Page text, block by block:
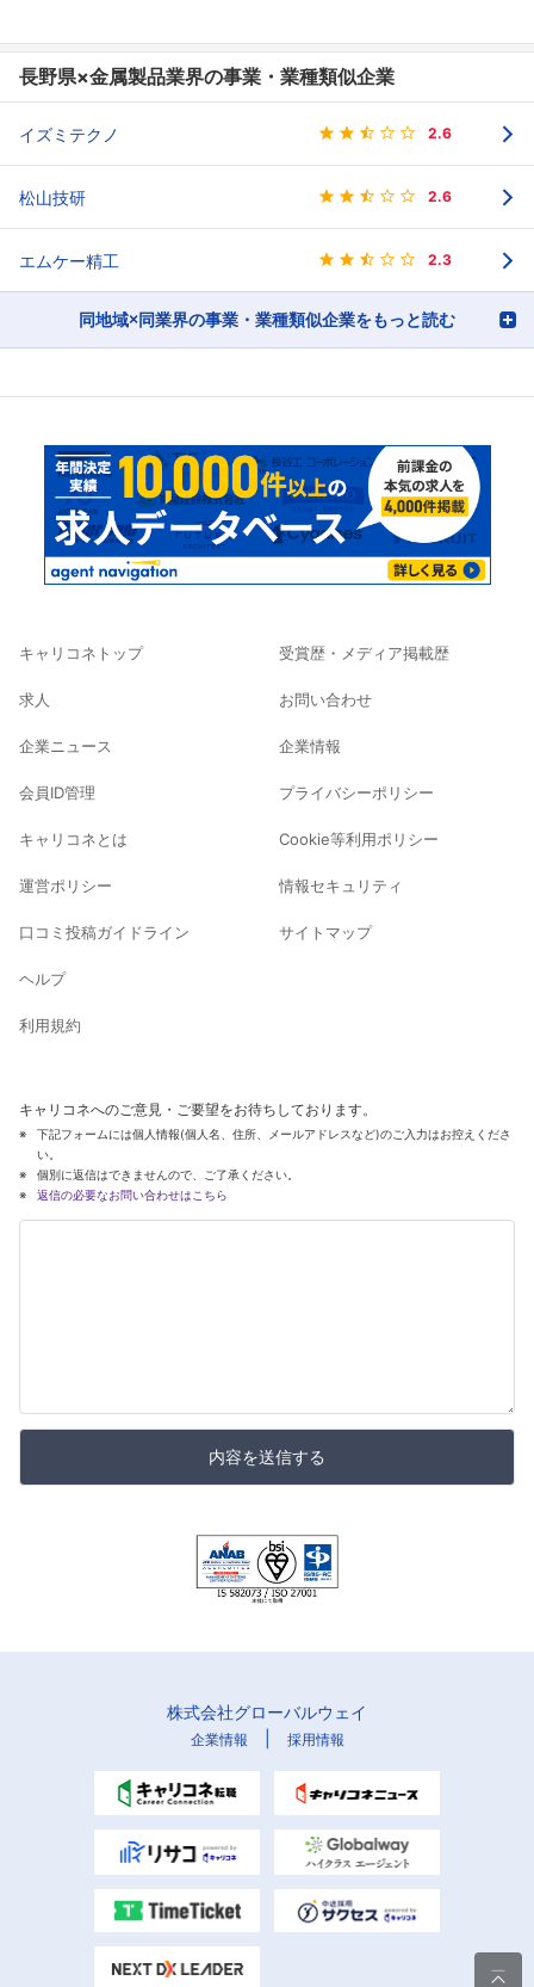
長野県×金属製品業界の事業・業種類似企業
イズミテクノ 2.6
松山技研 2.6
エムケー精工 2.3
同地域×同業界の事業・業種類似企業をもっと読む
キャリコネトップ
求人
企業ニュース
会員ID管理
キャリコネとは
運営ポリシー
口コミ投稿ガイドライン
ヘルプ
利用規約
受賞歴・メディア掲載歴
お問い合わせ
企業情報
プライバシーポリシー
Cookie等利用ポリシー
情報セキュリティ
サイトマップ
キャリコネへのご意見・ご要望をお待ちしております。
下記フォームには個人情報(個人名、住所、メールアドレスなど)のご入力はお控えくださ
い。
個別に返信はできませんので、ご了承ください。
返信の必要なお問い合わせはこちら
内容を送信する
株式会社グローバルウェイ
企業情報 採用情報
